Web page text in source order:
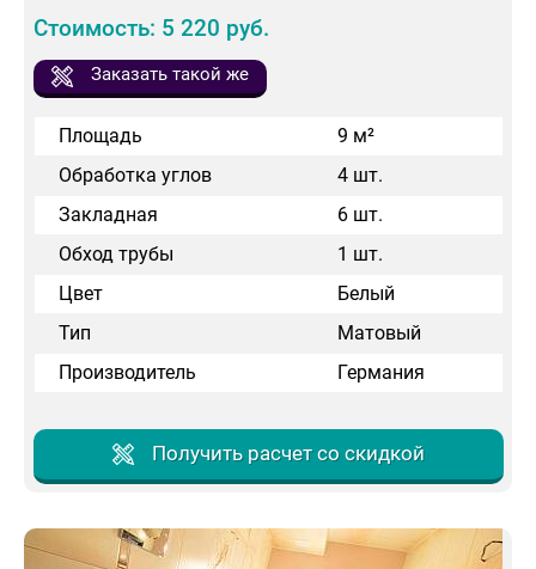
Стоимость: 5 220 руб.
Заказать такой же
Площадь
9 м²
Обработка углов
4 шт.
Закладная
6 шт.
Обход трубы
1 шт.
Цвет
Белый
Тип
Матовый
Производитель
Германия
Получить расчет со скидкой